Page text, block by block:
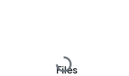
Loading...
Files